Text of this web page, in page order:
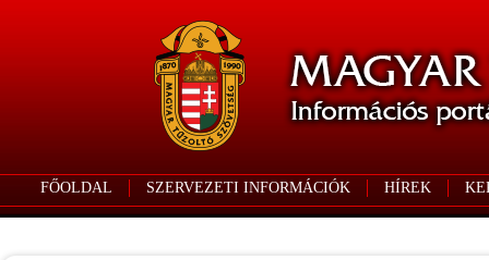
FŐOLDAL SZERVEZETI INFORMÁCIÓK HÍREK